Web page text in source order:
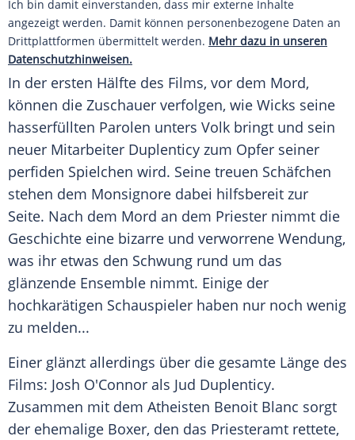
Ich bin damit einverstanden, dass mir externe Inhalte
angezeigt werden. Damit können personenbezogene Daten an
Drittplattformen übermittelt werden. Mehr dazu in unseren
Datenschutzhinweisen.
In der ersten Hälfte des Films, vor dem Mord,
können die Zuschauer verfolgen, wie Wicks seine
hasserfüllten Parolen unters Volk bringt und sein
neuer Mitarbeiter Duplenticy zum Opfer seiner
perfiden Spielchen wird. Seine treuen Schäfchen
stehen dem Monsignore dabei hilfsbereit zur
Seite. Nach dem Mord an dem Priester nimmt die
Geschichte eine bizarre und verworrene Wendung,
was ihr etwas den Schwung rund um das
glänzende Ensemble nimmt. Einige der
hochkarätigen Schauspieler haben nur noch wenig
zu melden...
Einer glänzt allerdings über die gesamte Länge des
Films: Josh O'Connor als Jud Duplenticy.
Zusammen mit dem Atheisten Benoit Blanc sorgt
der ehemalige Boxer, den das Priesteramt rettete,